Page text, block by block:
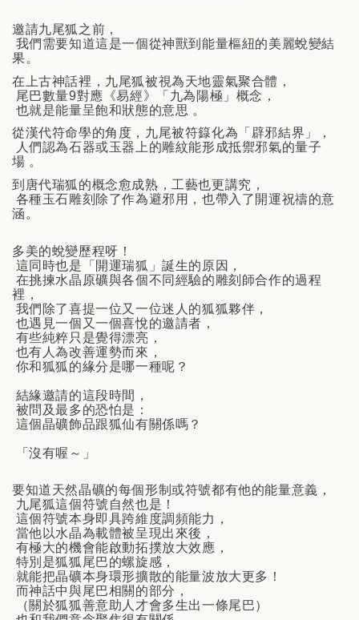
邀請九尾狐之前，
我們需要知道這是一個從神獸到能量樞紐的美麗蛻變結
果。
在上古神話裡，九尾狐被視為天地靈氣聚合體，
尾巴數量9對應《易經》「九為陽極」概念，
也就是能量呈飽和狀態的意思 。
從漢代符命學的角度，九尾被符籙化為「辟邪結界」，
人們認為石器或玉器上的雕紋能形成抵禦邪氣的量子
場 。
到唐代瑞狐的概念愈成熟，工藝也更講究，
各種玉石雕刻除了作為避邪用，也帶入了開運祝禱的意
涵。
多美的蛻變歷程呀！
這同時也是「開運瑞狐」誕生的原因，
在挑揀水晶原礦與各個不同經驗的雕刻師合作的過程
裡，
我們除了喜提一位又一位迷人的狐狐夥伴，
也遇見一個又一個喜悅的邀請者，
有些純粹只是覺得漂亮，
也有人為改善運勢而來，
你和狐狐的緣分是哪一種呢？
結緣邀請的這段時間，
被問及最多的恐怕是：
這個晶礦飾品跟狐仙有關係嗎？
「沒有喔～」
要知道天然晶礦的每個形制或符號都有他的能量意義，
九尾狐這個符號自然也是！
這個符號本身即具跨維度調頻能力，
當他以水晶為載體被呈現出來後，
有極大的機會能啟動拓撲放大效應，
特別是狐狐尾巴的螺旋感，
就能把晶礦本身環形擴散的能量波放大更多！
而神話中與尾巴相關的部分，
（關於狐狐善意助人才會多生出一條尾巴）